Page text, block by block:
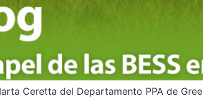
Ceretta del Departamento PPA de